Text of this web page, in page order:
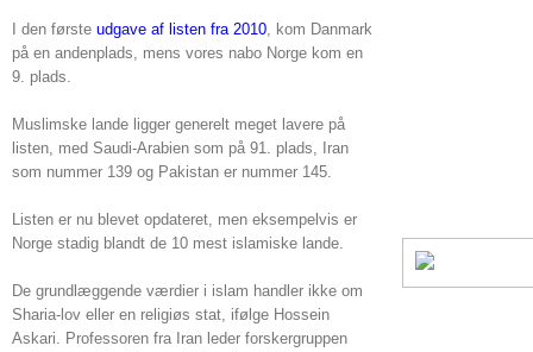
I den første udgave af listen fra 2010, kom Danmark
på en andenplads, mens vores nabo Norge kom en
9. plads.
Muslimske lande ligger generelt meget lavere på
listen, med Saudi-Arabien som på 91. plads, Iran
som nummer 139 og Pakistan er nummer 145.
Listen er nu blevet opdateret, men eksempelvis er
Norge stadig blandt de 10 mest islamiske lande.
De grundlæggende værdier i islam handler ikke om
Sharia-lov eller en religiøs stat, ifølge Hossein
Askari. Professoren fra Iran leder forskergruppen